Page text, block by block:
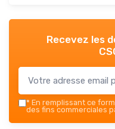
Recevez les
* En remplissant ce
des fins commerciales